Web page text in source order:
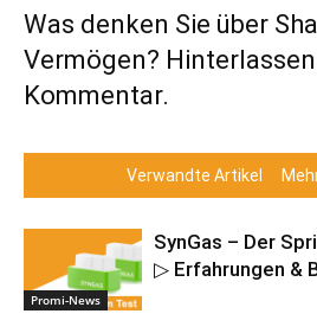
Was denken Sie über
Vermögen?
Kommentar.
Verwandte Artikel
Promi-News
SynGas – Der
▷ Erfahrungen &